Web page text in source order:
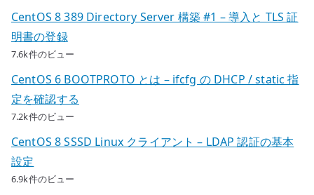
CentOS 8 389 Directory Server 構築 #1 – 導入と TLS 証
明書の登録
7.6k件のビュー
CentOS 6 BOOTPROTO とは – ifcfg の DHCP / static 指
定を確認する
7.2k件のビュー
CentOS 8 SSSD Linux クライアント – LDAP 認証の基本
設定
6.9k件のビュー